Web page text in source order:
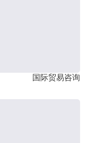
国际贸易咨询